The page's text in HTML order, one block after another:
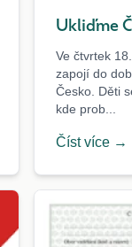
Ukliďme
Ve čtvrtek
zapojí do
Česko. Děti
kde prob...
Číst více →